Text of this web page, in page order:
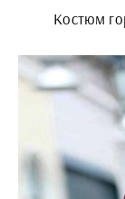
Костюм